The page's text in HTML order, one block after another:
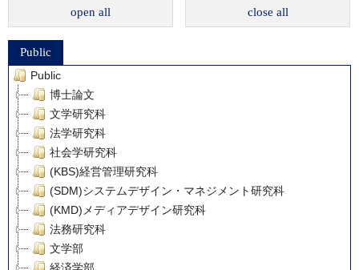
open all close all
Public
Public
博士論文
文学研究科
法学研究科
社会学研究科
(KBS)経営管理研究科
(SDM)システムデザイン・マネジメント研究科
(KMD)メディアデザイン研究科
法務研究科
文学部